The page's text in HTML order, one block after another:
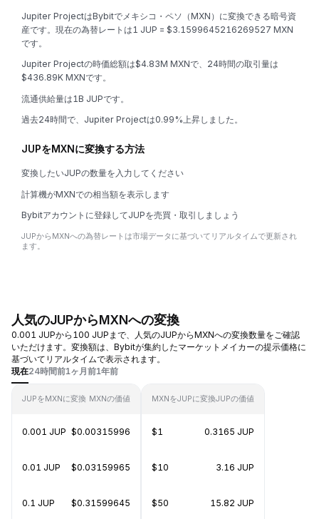
Jupiter ProjectはBybitでメキシコ・ペソ（MXN）に変換できる暗号資
産です。現在の為替レートは1 JUP = $3.1599645216269527 MXN
です。
Jupiter Projectの時価総額は$4.83M MXNで、24時間の取引量は
$436.89K MXNです。
流通供給量は1B JUPです。
過去24時間で、Jupiter Projectは0.99%上昇しました。
JUPをMXNに変換する方法
変換したいJUPの数量を入力してください
計算機がMXNでの相当額を表示します
Bybitアカウントに登録してJUPを売買・取引しましょう
JUPからMXNへの為替レートは市場データに基づいてリアルタイムで更新され
ます。
人気のJUPからMXNへの変換
0.001 JUPから100 JUPまで、人気のJUPからMXNへの変換数量をご確認
いただけます。変換額は、Bybitが集約したマーケットメイカーの提示価格に
基づいてリアルタイムで表示されます。
現在24時間前1ヶ月前1年前
JUPをMXNに変換 MXNの価値
0.001 JUP $0.00315996
0.01 JUP $0.03159965
0.1 JUP $0.31599645
MXNをJUPに変換JUPの価値
$1 0.3165 JUP
$10 3.16 JUP
$50 15.82 JUP